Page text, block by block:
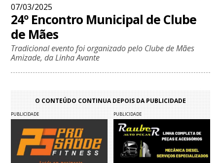
07/03/2025
24º Encontro Municipal de Clube
de Mães
Tradicional evento foi organizado pelo Clube de Mães
Amizade, da Linha Avante
O CONTEÚDO CONTINUA DEPOIS DA PUBLICIDADE
PUBLICIDADE PUBLICIDADE